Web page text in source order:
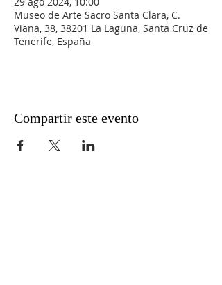
Museo de Arte Sacro Santa Clara, C.
Viana, 38, 38201 La Laguna, Santa Cruz de
Tenerife, España
Compartir este evento